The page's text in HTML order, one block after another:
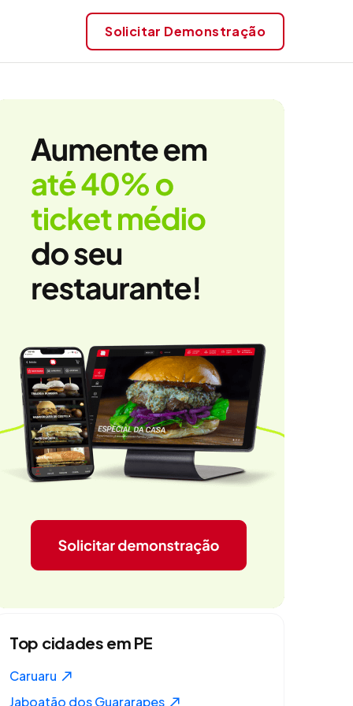
Solicitar Demonstração
Top cidades em PE
Caruaru
Jaboatão dos Guararapes